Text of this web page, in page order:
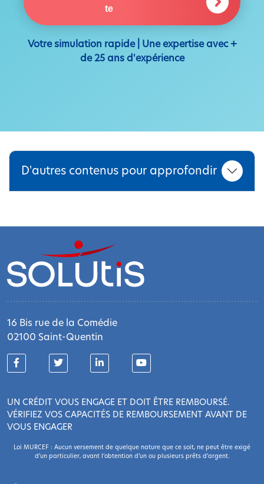
te
Votre simulation rapide | Une expertise avec +
de 25 ans d'expérience
D'autres contenus pour approfondir
16 Bis rue de la Comédie
02100 Saint-Quentin
UN CRÉDIT VOUS ENGAGE ET DOIT ÊTRE REMBOURSÉ.
VÉRIFIEZ VOS CAPACITÉS DE REMBOURSEMENT AVANT DE
VOUS ENGAGER
Loi MURCEF : Aucun versement de quelque nature que ce soit, ne peut être exigé
d’un particulier, avant l’obtention d’un ou plusieurs prêts d’argent.